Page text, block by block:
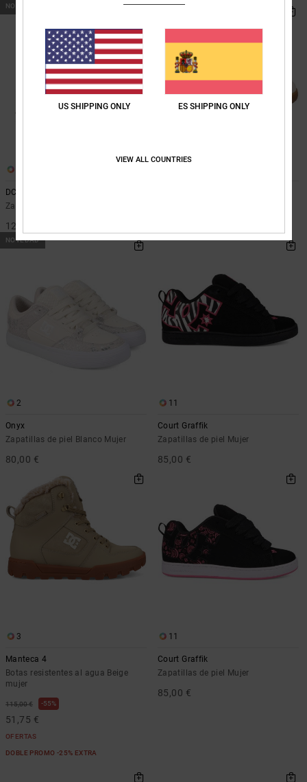
NOVEDAD
DC Braten
Zapatillas Negro Mujer
120,00 €
NOVEDAD
NOVEDAD
2
Onyx
Zapatillas de piel Blanco Mujer
80,00 €
11
Court Graffik
Zapatillas de piel Mujer
85,00 €
3
Manteca 4
Botas resistentes al agua Beige
mujer
115,00 € 55%
51,75 €
OFERTAS
DOBLE PROMO -25% EXTRA
11
Court Graffik
Zapatillas de piel Mujer
85,00 €
US SHIPPING ONLY ES SHIPPING ONLY
VIEW ALL COUNTRIES